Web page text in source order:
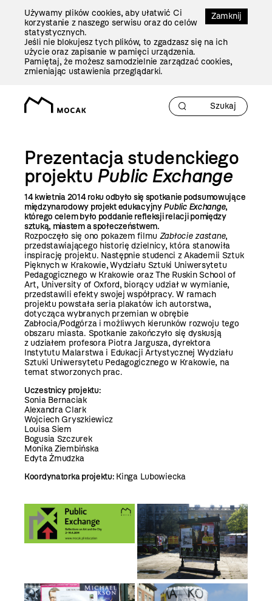
Zamknij
Używamy plików cookies, aby ułatwić Ci
korzystanie z naszego serwisu oraz do celów
statystycznych.
Jeśli nie blokujesz tych plików, to zgadzasz się na ich
użycie oraz zapisanie w pamięci urządzenia.
Pamiętaj, że możesz samodzielnie zarządzać cookies,
zmieniając ustawienia przeglądarki.
Prezentacja studenckiego
projektu Public Exchange
14 kwietnia 2014 roku odbyło się spotkanie podsumowujące
międzynarodowy projekt edukacyjnyPublic Exchange,
którego celem było poddanie refleksji relacji pomiędzy
sztuką, miastem a społeczeństwem.
Rozpoczęło się ono pokazem filmu Zabłocie zastane,
przedstawiającego historię dzielnicy, która stanowiła
inspirację projektu. Następnie studenci z Akademii Sztuk
Pięknych w Krakowie,Wydziału Sztuki Uniwersytetu
Pedagogicznego w Krakowie oraz The Ruskin School of
Art, University of Oxford, biorący udział w wymianie,
przedstawili efekty swojej współpracy. W ramach
projektu powstała seria plakatów ich autorstwa,
dotycząca wybranych przemian w obrębie
Zabłocia/Podgórza i możliwych kierunków rozwoju tego
obszaru miasta. Spotkanie zakończyło się dyskusją
z udziałem profesora Piotra Jargusza, dyrektora
Instytutu Malarstwa i Edukacji Artystycznej Wydziału
Sztuki Uniwersytetu Pedagogicznego w Krakowie, na
temat stworzonych prac.
Uczestnicy projektu:
Sonia Bernaciak
Alexandra Clark
Wojciech Gryszkiewicz
Louisa Siem
Bogusia Szczurek
Monika Ziembińska
Edyta Żmudzka
Koordynatorka projektu:Kinga Lubowiecka